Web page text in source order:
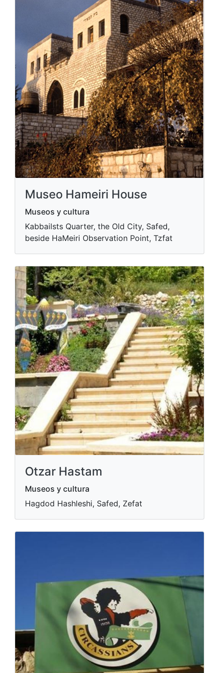
Museo Hameiri House
Museos y cultura
Kabbailsts Quarter, the Old City, Safed,
beside HaMeiri Observation Point, Tzfat
Otzar Hastam
Museos y cultura
Hagdod Hashleshi, Safed, Zefat